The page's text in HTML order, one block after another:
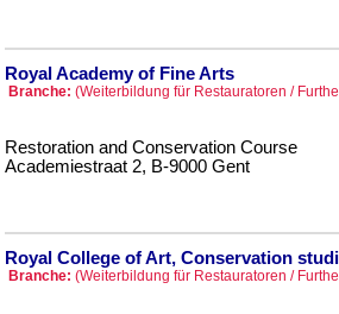
Royal Academy of Fine Arts
Branche: (Weiterbildung für Restauratoren /
Restoration and Conservation Course
Academiestraat 2, B-9000 Gent
Royal College of Art, Conservation
Branche: (Weiterbildung für Restauratoren /